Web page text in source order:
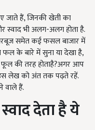
जाते हैं, जिनकी खेती का
स्वाद भी अलग-अलग होता है.
समेत कई फसल बाजार में
के बारे में सुना या देखा है,
की तरह होताहै?अगर आप
लेख को अंत तक पढ़ते रहें.
वाले हैं.
देता है ये